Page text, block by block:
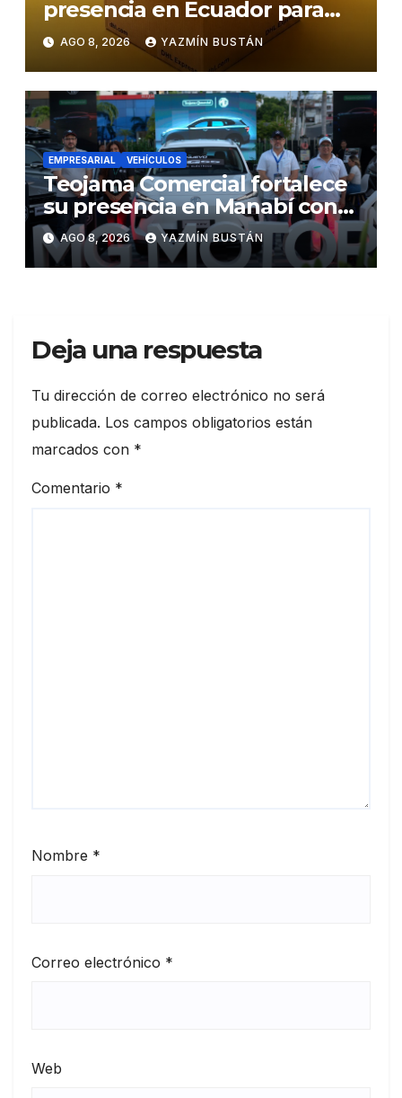
presencia en Ecuador para
responder al crecimiento de
las exportaciones
AGO 8, 2026 YAZMÍN BUSTÁN
EMPRESARIAL VEHÍCULOS
Teojama Comercial fortalece
su presencia en Manabí con
una apuesta por la movilidad
híbrida y eléctrica durante
ExpoAuto del Pacífico 2026
AGO 8, 2026 YAZMÍN BUSTÁN
Deja una respuesta
Tu dirección de correo electrónico no será
publicada. Los campos obligatorios están
marcados con *
Comentario *
Nombre *
Correo electrónico *
Web